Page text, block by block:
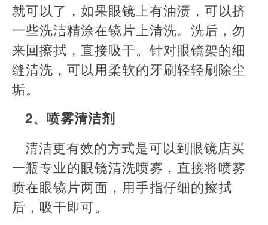
就可以了，如果眼镜上有油渍，可以挤
一些洗洁精涂在镜片上清洗。洗后，勿
来回擦拭，直接吸干。针对眼镜架的细
缝清洗，可以用柔软的牙刷轻轻刷除尘
垢。
2、喷雾清洁剂
清洁更有效的方式是可以到眼镜店买
一瓶专业的眼镜清洗喷雾，直接将喷雾
喷在眼镜片两面，用手指仔细的擦拭
后，吸干即可。